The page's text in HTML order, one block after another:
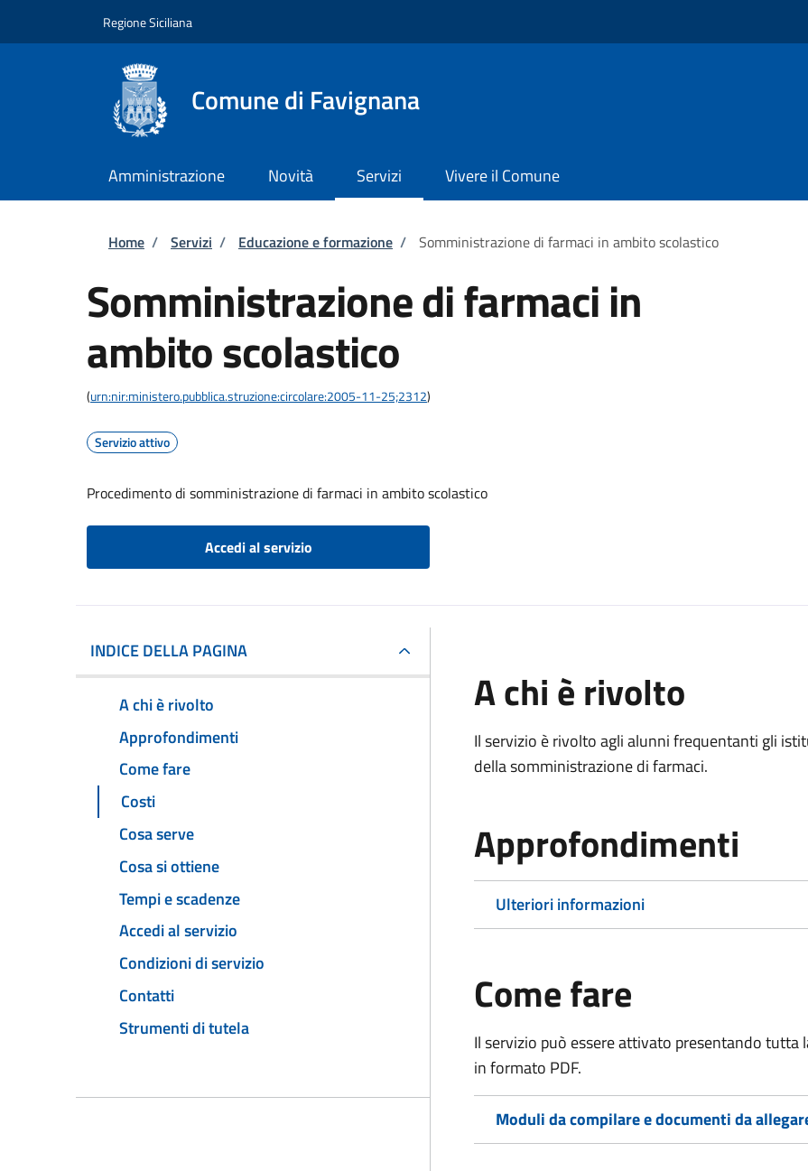
Regione Siciliana
Comune di Favignana
Amministrazione Novità Servizi Vivere il Comune
Briciole di pane
Home / Servizi / Educazione e formazione / Somministrazione di farmaci in ambito scolastico
Somministrazione di farmaci in
ambito scolastico
(urn:nir:ministero.pubblica.struzione:circolare:2005-11-25;2312)
Servizio attivo
Procedimento di somministrazione di farmaci in ambito scolastico
Accedi al servizio
INDICE DELLA PAGINA
A chi è rivolto
Approfondimenti
Come fare
Costi
Cosa serve
Cosa si ottiene
Tempi e scadenze
Accedi al servizio
Condizioni di servizio
Contatti
Strumenti di tutela
A chi è rivolto
Il servizio è rivolto agli alunni frequentanti gli
della somministrazione di farmaci.
Approfondimenti
Ulteriori informazioni
Come fare
Il servizio può essere attivato presentando
in formato PDF.
Moduli da compilare e documenti da